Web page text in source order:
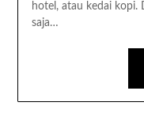
hotel, atau kedai kopi.
saja…